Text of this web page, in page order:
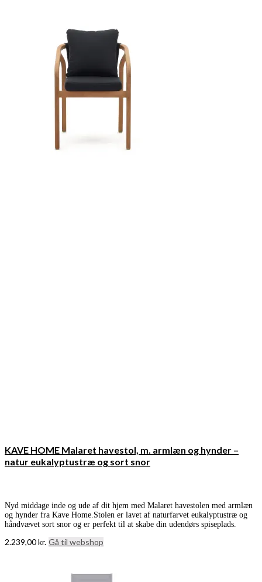
KAVE HOME Malaret havestol, m. armlæn og hynder –
natur eukalyptustræ og sort snor
Nyd middage inde og ude af dit hjem med Malaret havestolen med armlæn
og hynder fra Kave Home.Stolen er lavet af naturfarvet eukalyptustræ og
håndvævet sort snor og er perfekt til at skabe din udendørs spiseplads.
2.239,00kr. Gå til webshop